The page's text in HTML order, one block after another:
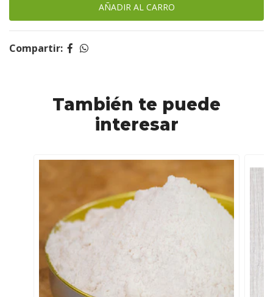
Compartir:
También te puede
interesar